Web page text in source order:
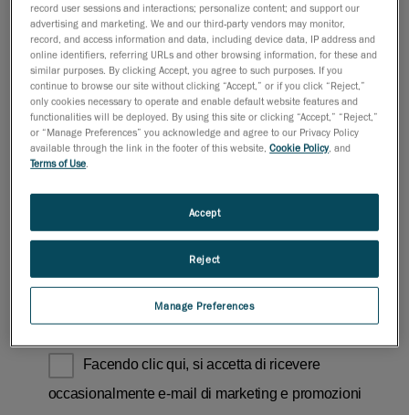
record user sessions and interactions; personalize content; and support our
advertising and marketing. We and our third-party vendors may monitor,
record, and access information and data, including device data, IP address and
online identifiers, referring URLs and other browsing information, for these and
similar purposes. By clicking Accept, you agree to such purposes. If you
continue to browse our site without clicking “Accept,” or if you click “Reject,”
only cookies necessary to operate and enable default website features and
functionalities will be deployed. By using this site or clicking “Accept,” “Reject,”
or “Manage Preferences” you acknowledge and agree to our Privacy Policy
available through the link in the footer of this website,Cookie Policy, and
Terms of Use.
Manage Preferences
Reject
Accept